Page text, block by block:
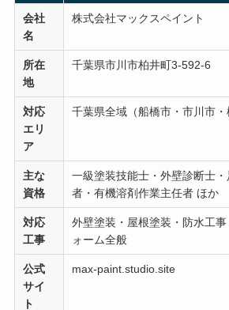
会社
名
株式会社マックスペイント
所在
地
千葉県市川市柏井町3-592-6
対応
エリ
ア
千葉県全域（船橋市・市川市・
主な
資格
一級塗装技能士・外壁診断士
者・有機溶剤作業主任者 ほか
対応
工事
外壁塗装・屋根塗装・防水工
ォーム全般
公式
サイ
ト
max-paint.studio.site